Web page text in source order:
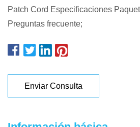
Patch Cord Especificaciones
Preguntas frecuente;
Enviar Consulta